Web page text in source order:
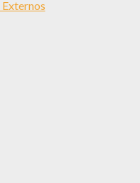
el polifacético Jon
de acción real
1967 y 1994, se